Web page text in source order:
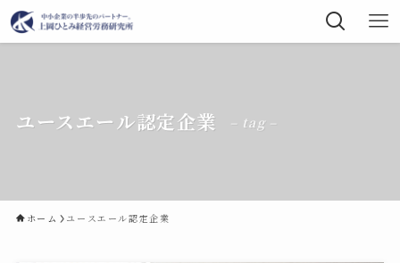
ユースエール認定企業 – tag –
ホーム ユースエール認定企業